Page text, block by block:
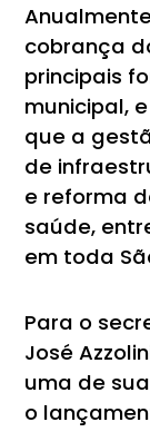
cobrança
principais
municipal,
que a
de
e reforma
saúde,
em toda
Para o
José
uma de
o